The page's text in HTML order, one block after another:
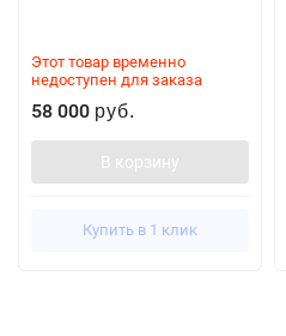
Этот товар временно
недоступен для заказа
58 000 руб.
В корзину
Купить в 1 клик